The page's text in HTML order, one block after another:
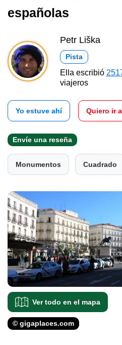
españolas
Petr Liška
Pista
Ella escribió
viajeros
Yo estuve ahí Quiero ir
Envíe una reseña
Monumentos Cuadrado
Ver todo en el mapa
© gigaplaces.com